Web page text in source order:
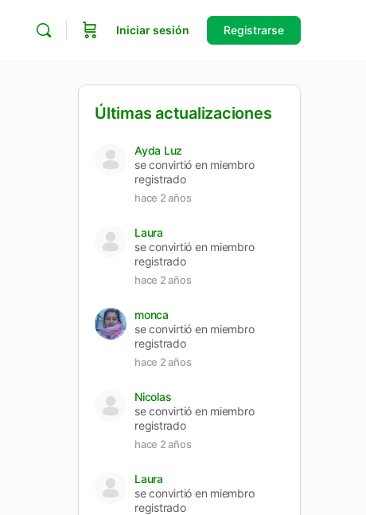
Iniciar sesión Registrarse
Últimas actualizaciones
Ayda Luz
se convirtió en miembro
registrado
hace 2 años
Laura
se convirtió en miembro
registrado
hace 2 años
monca
se convirtió en miembro
registrado
hace 2 años
Nicolas
se convirtió en miembro
registrado
hace 2 años
Laura
se convirtió en miembro
registrado